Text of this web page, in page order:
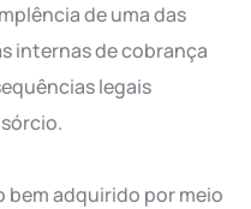
de uma das
internas de cobrança
legais
bem adquirido por meio